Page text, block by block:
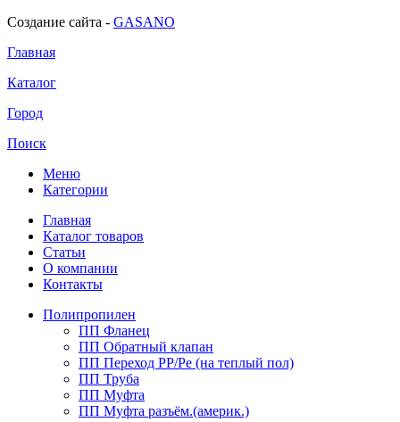
Создание сайта - GASANO
Главная
Каталог
Город
Поиск
Меню
Категории
Главная
Каталог товаров
Статьи
О компании
Контакты
Полипропилен
ПП Фланец
ПП Обратный клапан
ПП Переход PP/Pe (на теплый пол)
ПП Труба
ПП Муфта
ПП Муфта разъём.(америк.)